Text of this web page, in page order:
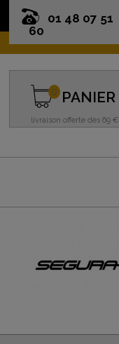
01 48 07 51
60
PANIER
livraison offerte dès 69 €
0